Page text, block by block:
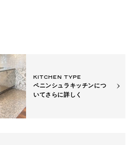
KITCHEN TYPE
ペニンシュラキッチンにつ
いてさらに詳しく